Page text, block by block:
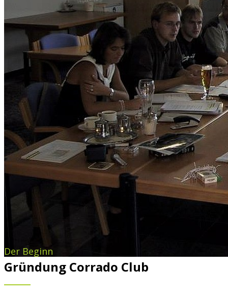
Der Beginn
Gründung Corrado Club